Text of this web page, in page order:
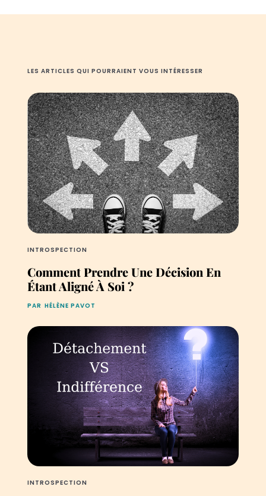
LES ARTICLES QUI POURRAIENT VOUS INTÉRESSER
INTROSPECTION
Comment Prendre Une Décision En
Étant Aligné À Soi ?‍
PAR HÉLÈNE PAVOT
INTROSPECTION